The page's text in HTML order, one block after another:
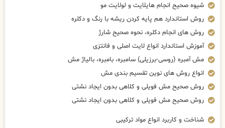
شیوه صحیح انجام هایلایت و لولایت مو
روش استاندارد هم پایه کردن ریشه با رنگ و دکلره
روش های انجام دکلره، نحوه صحیح شارژ
آموزش استاندارد انواع لایت اصلی و فانتزی
مش آمبره (روسی-برزیلی) سامبره، بامبره، بالیاژ مش
انواع روش های نوین تقسیم بندی مش
روش صحیح مش فویلی و کلاهی بدون ایجاد نشتی
روش صحیح مش فویلی و کلاهی بدون ایجاد نشتی
شناخت و کاربرد انواع مواد ترکیبی